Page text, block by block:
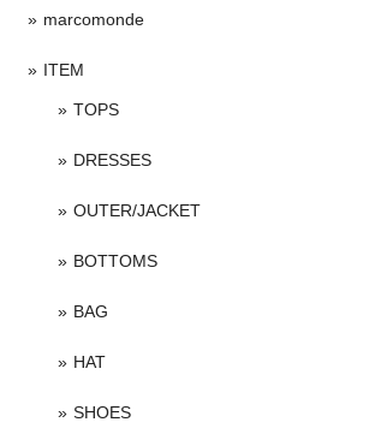
marcomonde
ITEM
TOPS
DRESSES
OUTER/JACKET
BOTTOMS
BAG
HAT
SHOES